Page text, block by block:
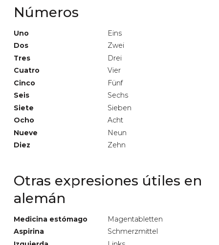
Números
Uno
Eins
Dos
Zwei
Tres
Drei
Cuatro
Vier
Cinco
Fünf
Seis
Sechs
Siete
Sieben
Ocho
Acht
Nueve
Neun
Diez
Zehn
Otras expresiones útiles en
alemán
Medicina estómago
Magentabletten
Aspirina
Schmerzmittel